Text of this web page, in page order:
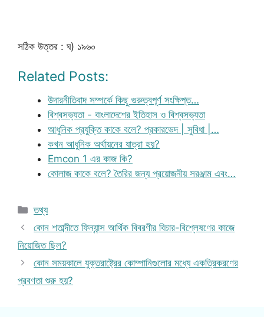
সঠিক উত্তর : ঘ) ১৯৬০
Related Posts:
উদারনীতিবাদ সম্পর্কে কিছু গুরুত্বপূর্ণ সংক্ষিপ্ত…
বিশ্বসভ্যতা - বাংলাদেশের ইতিহাস ও বিশ্বসভ্যতা
আধুনিক প্রযুক্তি কাকে বলে? প্রকারভেদ | সুবিধা |…
কখন আধুনিক অর্থায়নের যাত্রা হয়?
Emcon 1 এর কাজ কি?
কোলাজ কাকে বলে? তৈরির জন্য প্রয়োজনীয় সরঞ্জাম এবং…
Categories
তথ্য
কোন শতাব্দীতে ফিন্যান্স আর্থিক বিবরণীর বিচার-বিশ্লেষণের কাজে
নিয়োজিত ছিল?
কোন সময়কালে যুক্তরাষ্ট্রের কোম্পানিগুলোর মধ্যে একত্রিকরণের
প্রবণতা শুরু হয়?